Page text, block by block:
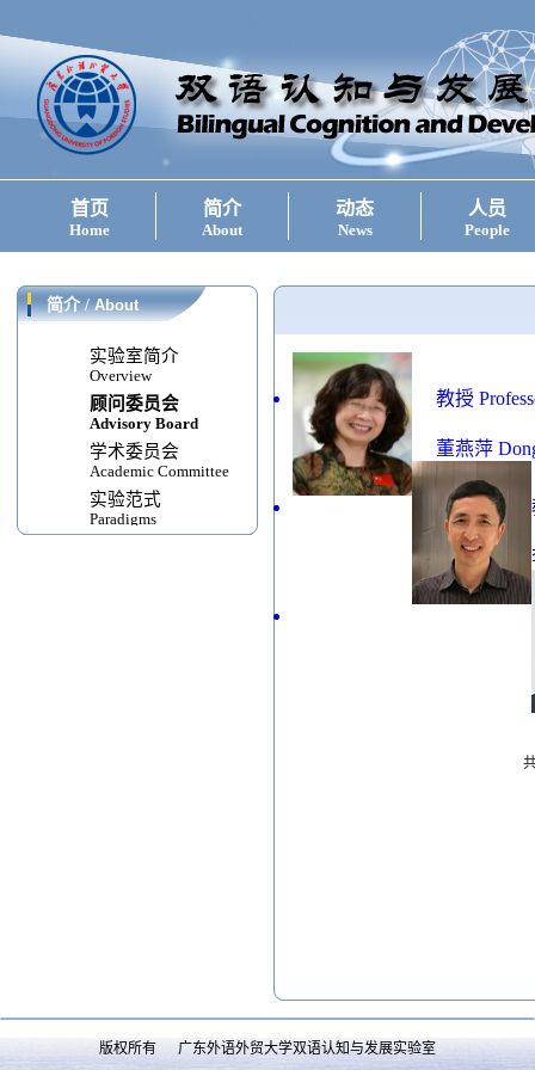
首页
Home
简介
About
动态
News
人员
People
简介/About
实验室简介
Overview
顾问委员会
Advisory Board
学术委员会
Academic Committee
实验范式
Paradigms
教授
董燕萍
版权所有 广东外语外贸大学双语认知与发展实验室